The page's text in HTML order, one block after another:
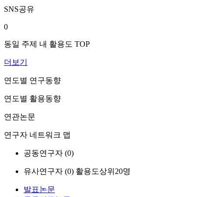
SNS공유
0
동일 주제 내 활용도 TOP
더보기
연도별 연구동향
연도별 활용동향
연관논문
연구자 네트워크 맵
공동연구자 (0)
유사연구자 (0) 활용도상위20명
발표논문